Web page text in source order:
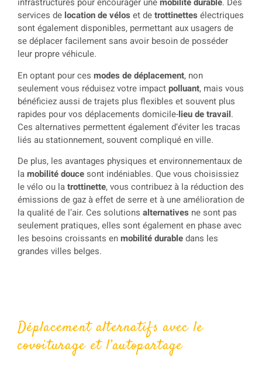
services de location de vélos et detrottinettes électriques
sont également disponibles, permettant aux usagers de
se déplacer facilement sans avoir besoin de posséder
leur propre véhicule.
En optant pour ces modes de déplacement, non
seulement vous réduisez votre impactpolluant, mais vous
bénéficiez aussi de trajets plus flexibles et souvent plus
rapides pour vos déplacements domicile-lieu de travail.
Ces alternatives permettent également d’éviter les tracas
liés au stationnement, souvent compliqué en ville.
De plus, les avantages physiques et environnementaux de
lamobilité douce sont indéniables. Que vous choisissiez
le vélo ou latrottinette, vous contribuez à la réduction des
émissions de gaz à effet de serre et à une amélioration de
la qualité de l’air. Ces solutions alternatives ne sont pas
seulement pratiques, elles sont également en phase avec
les besoins croissants enmobilité durabledans les
grandes villes belges.
Déplacement alternatifs avec le
covoiturage et l’autopartage